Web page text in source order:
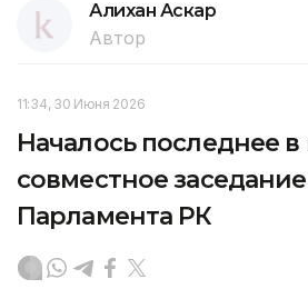
Алихан Аскар
Автор
11:34, 30 Июня 2026
Началось последнее
совместное
Парламента РК